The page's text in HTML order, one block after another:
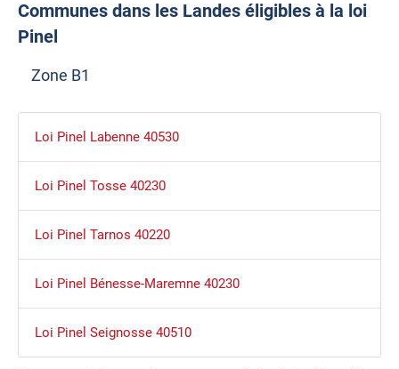
Communes dans les Landes éligibles à la loi
Pinel
Zone B1
Loi Pinel Labenne 40530
Loi Pinel Tosse 40230
Loi Pinel Tarnos 40220
Loi Pinel Bénesse-Maremne 40230
Loi Pinel Seignosse 40510